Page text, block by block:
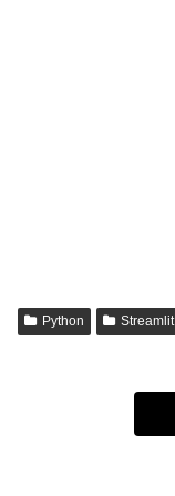
Python Streamlit